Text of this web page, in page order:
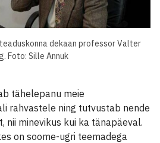
dekaan professor Valter
Foto: Sille Annuk
tähelepanu meie
rahvastele ning tutvustab nende
nii minevikus kui ka tänapäeval.
on soome-ugri teemadega